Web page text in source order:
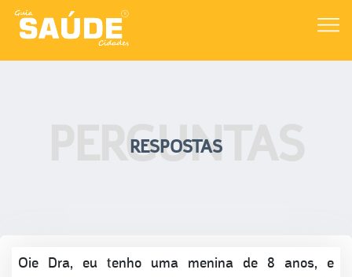
PERGUNTAS
RESPOSTAS
Oie Dra, eu tenho uma menina de 8 anos, e